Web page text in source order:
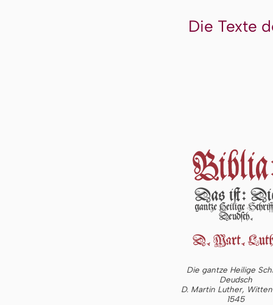
Die Texte
Die gantze Heilige
Deudsch
D. Martin Luther,
1545